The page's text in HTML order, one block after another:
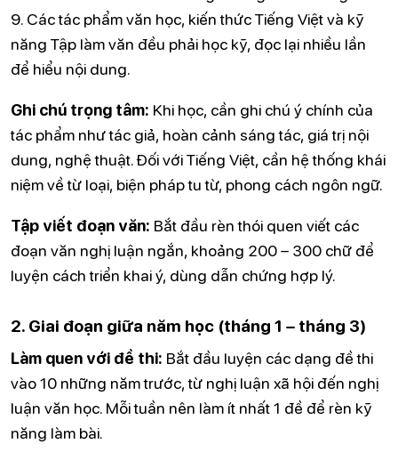
9. Các tác phẩm văn học, kiến thức Tiếng Việt và kỹ
năng Tập làm văn đều phải học kỹ, đọc lại nhiều lần
để hiểu nội dung.
Ghi chú trọng tâm: Khi học, cần ghi chú ý chính của
tác phẩm như tác giả, hoàn cảnh sáng tác, giá trị nội
dung, nghệ thuật. Đối với Tiếng Việt, cần hệ thống khái
niệm về từ loại, biện pháp tu từ, phong cách ngôn ngữ.
Tập viết đoạn văn: Bắt đầu rèn thói quen viết các
đoạn văn nghị luận ngắn, khoảng 200 – 300 chữ để
luyện cách triển khai ý, dùng dẫn chứng hợp lý.
2. Giai đoạn giữa năm học (tháng 1 – tháng 3)
Làm quen với đề thi: Bắt đầu luyện các dạng đề thi
vào 10 những năm trước, từ nghị luận xã hội đến nghị
luận văn học. Mỗi tuần nên làm ít nhất 1 đề để rèn kỹ
năng làm bài.